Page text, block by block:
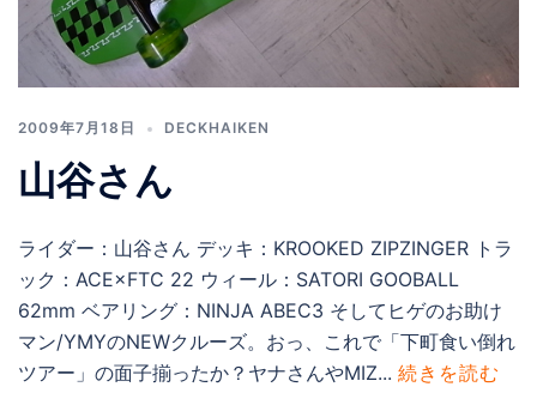
2009年7月18日 DECKHAIKEN
山谷さん
ライダー：山谷さん デッキ：KROOKED ZIPZINGER トラ
ック：ACE×FTC 22 ウィール：SATORI GOOBALL
62mm ベアリング：NINJA ABEC3 そしてヒゲのお助け
マン/YMYのNEWクルーズ。おっ、これで「下町食い倒れ
ツアー」の面子揃ったか？ヤナさんやMIZ... 続きを読む